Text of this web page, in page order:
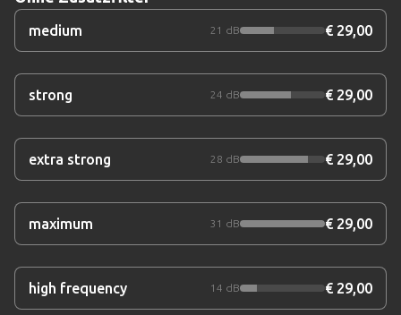
medium 21 dB € 29,00
strong 24 dB € 29,00
extra strong 28 dB € 29,00
maximum 31 dB € 29,00
high frequency 14 dB € 29,00